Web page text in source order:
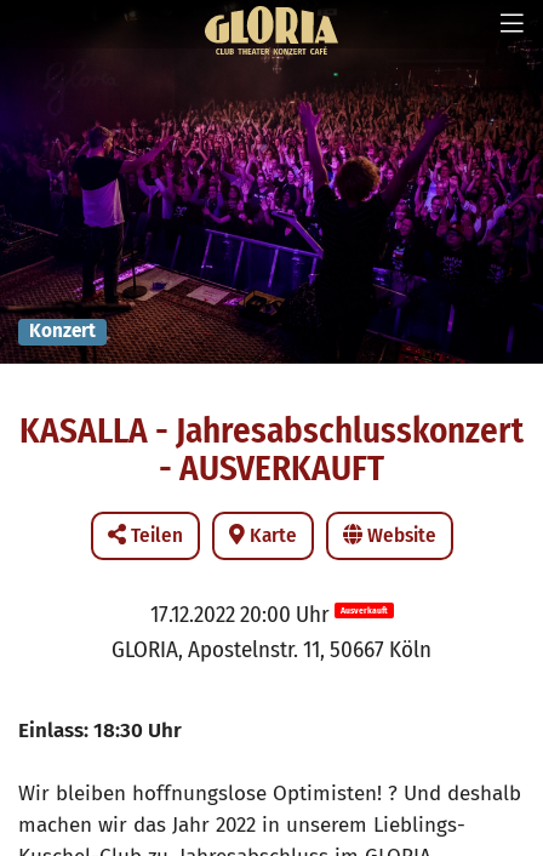
Konzert
KASALLA - Jahresabschlusskonzert
- AUSVERKAUFT
Teilen Karte Website
17.12.2022 20:00 Uhr Ausverkauft
GLORIA, Apostelnstr. 11, 50667 Köln
Einlass: 18:30 Uhr
Wir bleiben hoffnungslose Optimisten! ? Und deshalb
machen wir das Jahr 2022 in unserem Lieblings-